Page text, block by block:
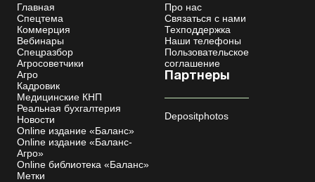
Главная
Спецтема
Коммерция
Вебинары
Спецразбор
Агросоветчики
Агро
Кадровик
Медицинские КНП
Реальная бухгалтерия
Новости
Online издание «Баланс»
Online издание «Баланс-
Агро»
Online библиотека «Баланс»
Метки
Про нас
Связаться с нами
Техподдержка
Наши телефоны
Пользовательское
соглашение
Партнеры
Depositphotos